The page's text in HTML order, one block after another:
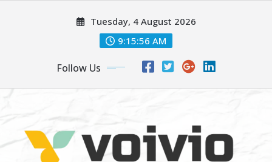
Tuesday, 4 August 2026
9:15:57 AM
Follow Us